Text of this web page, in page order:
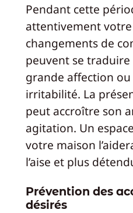
Pendant cette
attentivement votre
changements de
peuvent se
grande affection
irritabilité. La
peut accroître son
agitation. Un
votre maison
l’aise et plus
Prévention des
désirés